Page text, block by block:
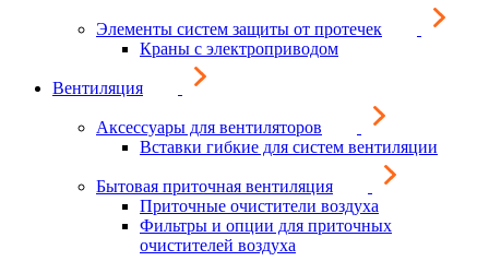
Элементы систем защиты от протечек
Краны с электроприводом
Вентиляция
Аксессуары для вентиляторов
Вставки гибкие для систем вентиляции
Бытовая приточная вентиляция
Приточные очистители воздуха
Фильтры и опции для приточных
очистителей воздуха